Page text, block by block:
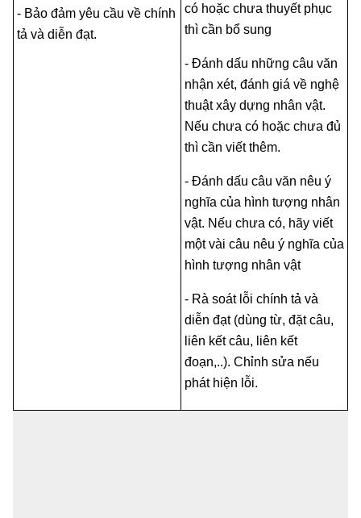
- Bảo đảm yêu cầu về chính
tả và diễn đạt.
có hoặc chưa thuyết phục
thì cần bổ sung
- Đánh dấu những câu văn
nhận xét, đánh giá về nghệ
thuật xây dựng nhân vật.
Nếu chưa có hoặc chưa đủ
thì cần viết thêm.
- Đánh dấu câu văn nêu ý
nghĩa của hình tượng nhân
vật. Nếu chưa có, hãy viết
một vài câu nêu ý nghĩa của
hình tượng nhân vật
- Rà soát lỗi chính tả và
diễn đạt (dùng từ, đặt câu,
liên kết câu, liên kết
đoạn,..). Chỉnh sửa nếu
phát hiện lỗi.